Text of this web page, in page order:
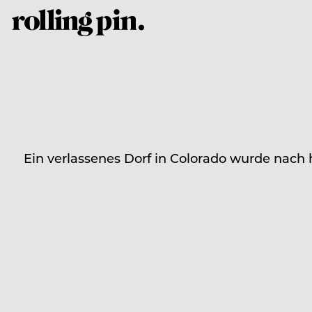
Ein verlassenes Dorf in Colorado wurde